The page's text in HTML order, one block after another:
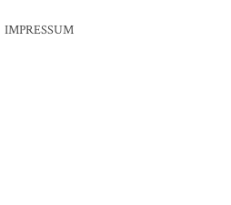
IMPRESSUM